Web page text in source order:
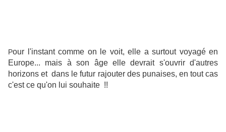
Pour l'instant comme on le voit, elle a surtout voyagé en
Europe... mais à son âge elle devrait s'ouvrir d'autres
horizons et dans le futur rajouter des punaises, en tout cas
c'est ce qu'on lui souhaite !!